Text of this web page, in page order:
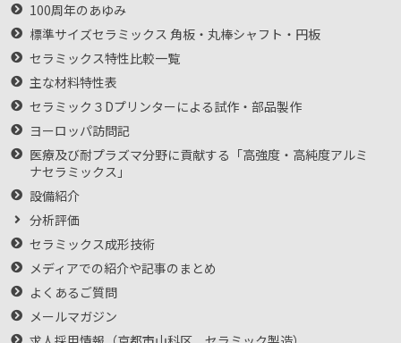
100周年のあゆみ
標準サイズセラミックス 角板・丸棒シャフト・円板
セラミックス特性比較一覧
主な材料特性表
セラミック３Dプリンターによる試作・部品製作
ヨーロッパ訪問記
医療及び耐プラズマ分野に貢献する「高強度・高純度アルミ
ナセラミックス」
設備紹介
分析評価
セラミックス成形技術
メディアでの紹介や記事のまとめ
よくあるご質問
メールマガジン